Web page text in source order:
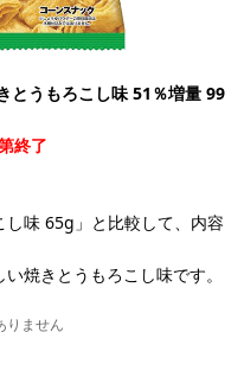
うもろこし味 51％増量 99
終了
味 65g」と比較して、内容
焼きとうもろこし味です。
りません